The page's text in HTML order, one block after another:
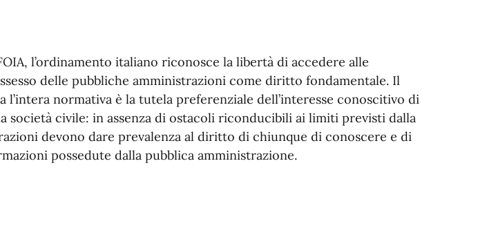
l’ordinamento italiano riconosce la libertà di accedere alle
delle pubbliche amministrazioni come diritto fondamentale. Il
l’intera normativa è la tutela preferenziale dell’interesse conoscitivo di
società civile: in assenza di ostacoli riconducibili ai limiti previsti dalla
devono dare prevalenza al diritto di chiunque di conoscere e di
possedute dalla pubblica amministrazione.